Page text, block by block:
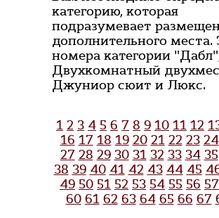
категорию, которая
подразумевает
дополнительного места.
номера категории
Двухкомнатный
Джуниор сюит и Люкс.
1 2 3 4 5 6 7 8 9 10 11 12
16 17 18 19 20 21 22 23 24
27 28 29 30 31 32 33 34 35
38 39 40 41 42 43 44 45
49 50 51 52 53 54 55 56 57
60 61 62 63 64 65 66 67